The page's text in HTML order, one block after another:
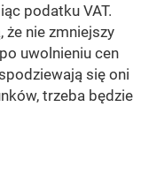
podatku VAT.
nie zmniejszy
uwolnieniu cen
się oni
trzeba będzie